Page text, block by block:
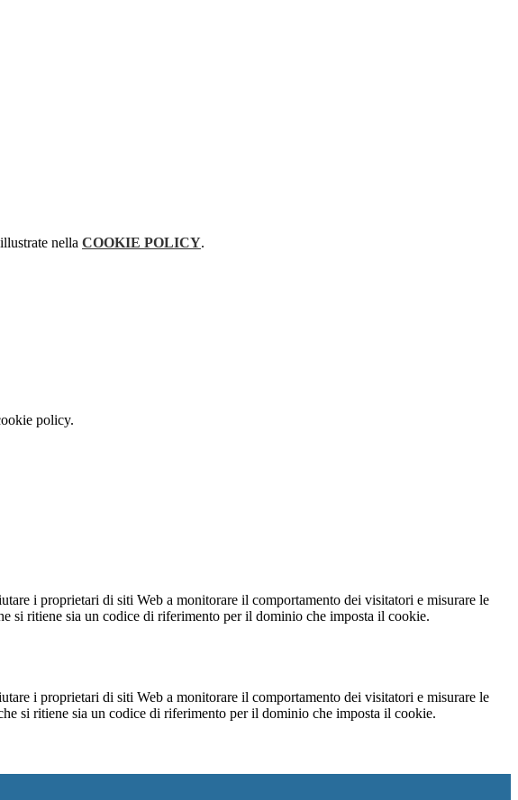
nella COOKIE POLICY.
policy.
i proprietari di siti Web a monitorare il comportamento dei visitatori e misurare le
si ritiene sia un codice di riferimento per il dominio che imposta il cookie.
i proprietari di siti Web a monitorare il comportamento dei visitatori e misurare le
si ritiene sia un codice di riferimento per il dominio che imposta il cookie.